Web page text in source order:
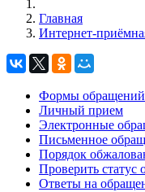
Главная
Интернет-
Формы обращений
Личный прием
Электронные
Письменное
Порядок
Проверить статус
Ответы на